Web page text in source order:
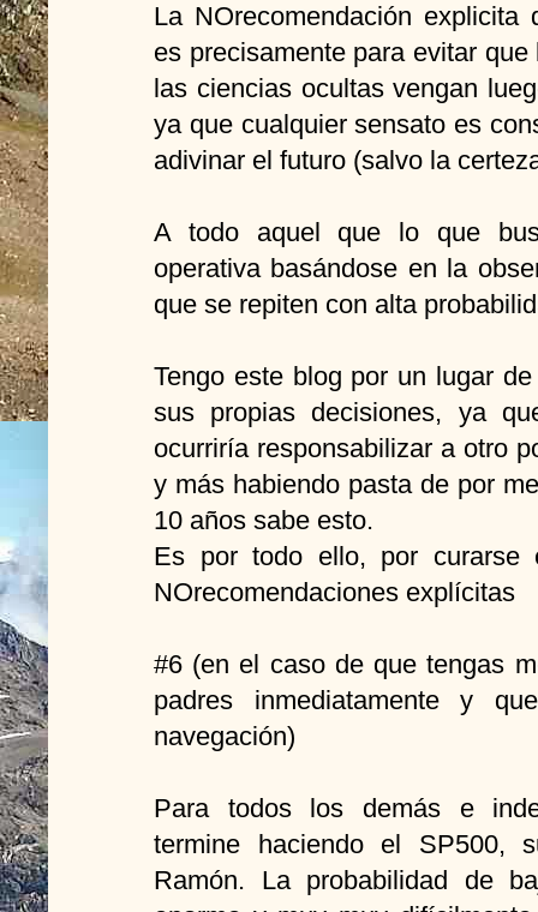
La NOrecomendación
es precisamente para evitar
las ciencias ocultas vengan
ya que cualquier sensato es
adivinar el futuro (salvo la
A todo aquel que lo que
operativa basándose en la
que se repiten con alta
Tengo este blog por un lugar
sus propias decisiones, ya
ocurriría responsabilizar a otro
y más habiendo pasta de por
10 años sabe esto.
Es por todo ello, por curarse
NOrecomendaciones explícitas
#6 (en el caso de que tengas
padres inmediatamente y
navegación)
Para todos los demás e
termine haciendo el SP500,
Ramón. La probabilidad de